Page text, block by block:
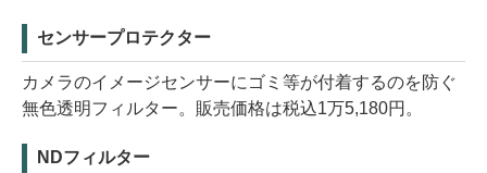
センサープロテクター
カメラのイメージセンサーにゴミ等が付着するのを防ぐ
無色透明フィルター。販売価格は税込1万5,180円。
NDフィルター